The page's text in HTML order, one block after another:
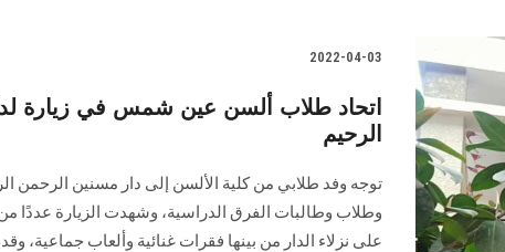
2022-04-03
اتحاد طلاب ألسن عين شمس في زيارة
الرحيم
توجه وفد طلابي من كلية الألسن إلى دار مسنين الرحمن
وطلاب وطالبات الفرق الدراسية، وشهدت الزيارة عددًا
على نزلاء الدار من بينها فقرات غنائية وألعاب جماعية،